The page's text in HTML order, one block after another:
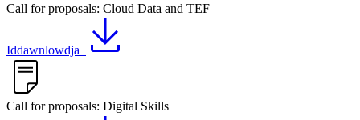
Call for proposals: Cloud Data and TEF
Iddawnlowdja
Call for proposals: Digital Skills